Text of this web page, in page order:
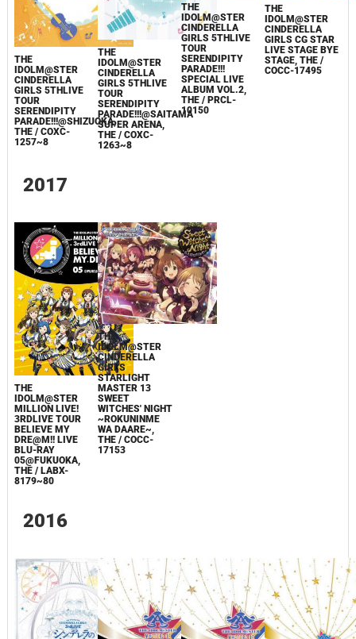
THE
IDOLM@STER
CINDERELLA
GIRLS 5THLIVE
TOUR
SERENDIPITY
PARADE!!!@SHIZUOKA,
THE / COXC-
1257~8
THE
IDOLM@STER
CINDERELLA
GIRLS 5THLIVE
TOUR
SERENDIPITY
PARADE!!!@SAITAMA
SUPER ARENA,
THE / COXC-
1263~8
THE
IDOLM@STER
CINDERELLA
GIRLS 5THLIVE
TOUR
SERENDIPITY
PARADE!!!
SPECIAL LIVE
ALBUM VOL.2,
THE / PRCL-
10150
THE
IDOLM@STER
CINDERELLA
GIRLS CG STAR
LIVE STAGE BYE
STAGE, THE /
COCC-17495
2017
THE
IDOLM@STER
MILLION LIVE!
3RDLIVE TOUR
BELIEVE MY
DRE@M!! LIVE
BLU-RAY
05@FUKUOKA,
THE / LABX-
8179~80
THE
IDOLM@STER
CINDERELLA
GIRLS
STARLIGHT
MASTER 13
SWEET
WITCHES' NIGHT
~ROKUNINME
WA DAARE~,
THE / COCC-
17153
2016